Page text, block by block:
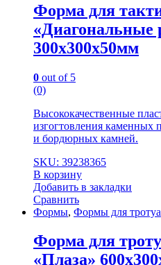
Форма для
300х300х50мм
0 out of 5
(0)
Высококачественные
изгогтовления каменных
и бордюрных камней.
SKU: 39238365
В корзину
Добавить в закладки
Сравнить
Формы, Формы для
Форма для
«Плаза»